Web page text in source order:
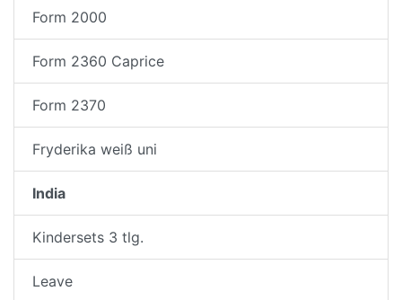
Form 2000
Form 2360 Caprice
Form 2370
Fryderika weiß uni
India
Kindersets 3 tlg.
Leave